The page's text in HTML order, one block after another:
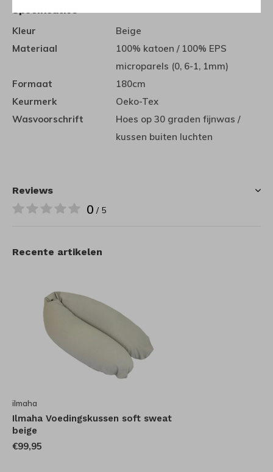
Specificaties
Kleur
Beige
Materiaal
100% katoen / 100% EPS
microparels (0, 6-1, 1mm)
Formaat
180cm
Keurmerk
Oeko-Tex
Wasvoorschrift
Hoes op 30 graden fijnwas /
kussen buiten luchten
Reviews
0 / 5
Recente artikelen
ilmaha
Ilmaha Voedingskussen soft sweat
beige
€99,95